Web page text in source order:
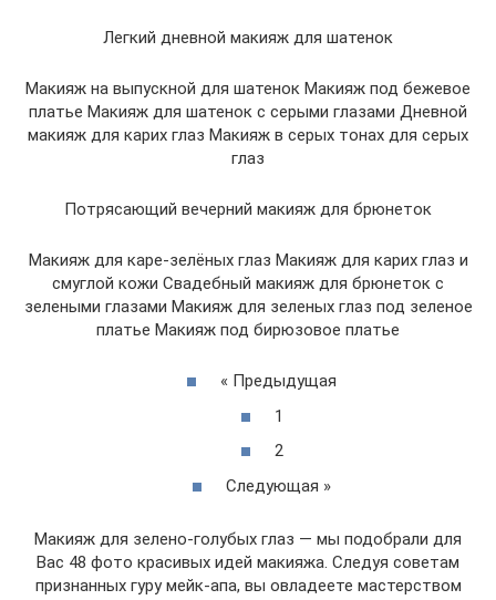
Легкий дневной макияж для шатенок
Макияж на выпускной для шатенок Макияж под бежевое
платье Макияж для шатенок с серыми глазами Дневной
макияж для карих глаз Макияж в серых тонах для серых
глаз
Потрясающий вечерний макияж для брюнеток
Макияж для каре-зелёных глаз Макияж для карих глаз и
смуглой кожи Свадебный макияж для брюнеток с
зелеными глазами Макияж для зеленых глаз под зеленое
платье Макияж под бирюзовое платье
« Предыдущая
1
2
Следующая »
Макияж для зелено-голубых глаз — мы подобрали для
Вас 48 фото красивых идей макияжа. Следуя советам
признанных гуру мейк-апа, вы овладеете мастерством